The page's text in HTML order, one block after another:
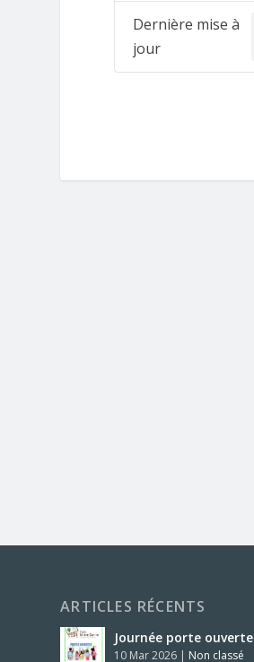
Dernière mise à
jour
ARTICLES RÉCENTS
Journée porte ouverte
10 Mar 2026 | Non classé